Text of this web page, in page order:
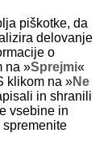
piškotke, da
delovanje
o
na »Sprejmi«
klikom na »Ne
in shranili
vsebine in
spremenite